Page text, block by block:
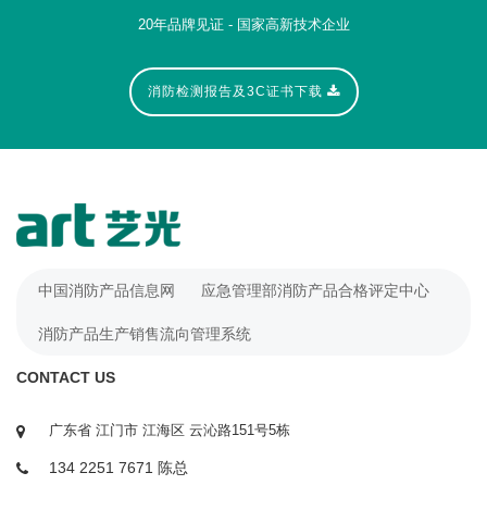
20年品牌见证 - 国家高新技术企业
消防检测报告及3C证书下载
中国消防产品信息网 应急管理部消防产品合格评定中心
消防产品生产销售流向管理系统
CONTACT US
广东省 江门市 江海区 云沁路151号5栋
134 2251 7671 陈总